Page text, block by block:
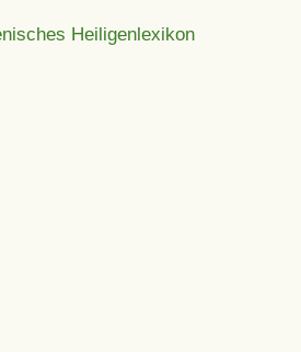
Heiligenlexikon